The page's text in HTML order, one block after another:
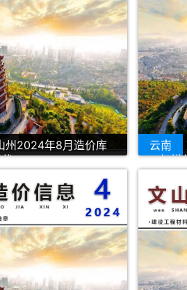
州2024年8月造价库
云南
PDF扫描